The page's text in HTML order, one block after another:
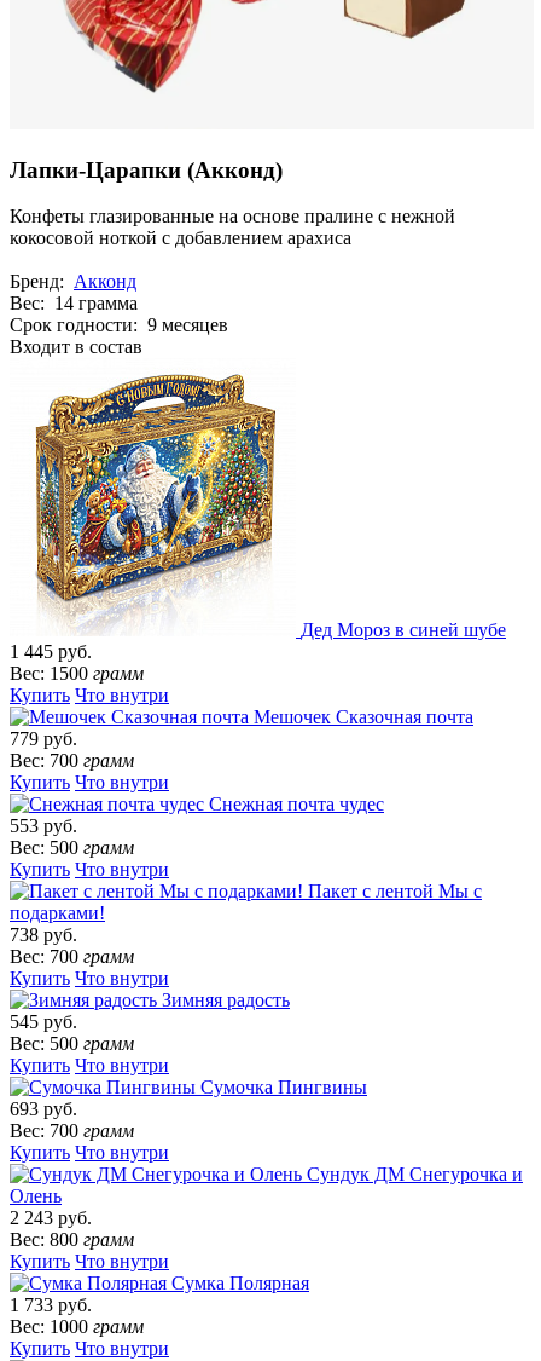
Лапки-Царапки (Акконд)
Конфеты глазированные на основе пралине с нежной
кокосовой ноткой с добавлением арахиса
Бренд: Акконд
Вес: 14 грамма
Срок годности: 9 месяцев
Входит в состав
Дед Мороз в синей шубе
1 445 руб.
Вес: 1500 грамм
Купить Что внутри
Мешочек Сказочная почта
779 руб.
Вес: 700 грамм
Купить Что внутри
Снежная почта чудес
553 руб.
Вес: 500 грамм
Купить Что внутри
Пакет с лентой Мы с
подарками!
738 руб.
Вес: 700 грамм
Купить Что внутри
Зимняя радость
545 руб.
Вес: 500 грамм
Купить Что внутри
Сумочка Пингвины
693 руб.
Вес: 700 грамм
Купить Что внутри
Сундук ДМ Снегурочка и
Олень
2 243 руб.
Вес: 800 грамм
Купить Что внутри
Сумка Полярная
1 733 руб.
Вес: 1000 грамм
Купить Что внутри